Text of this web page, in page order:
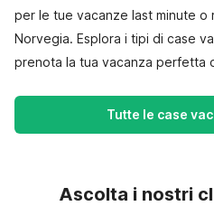
per le tue vacanze last minute o
Norvegia. Esplora i tipi di case
prenota la tua vacanza perfetta
Tutte le case
Ascolta i nostri